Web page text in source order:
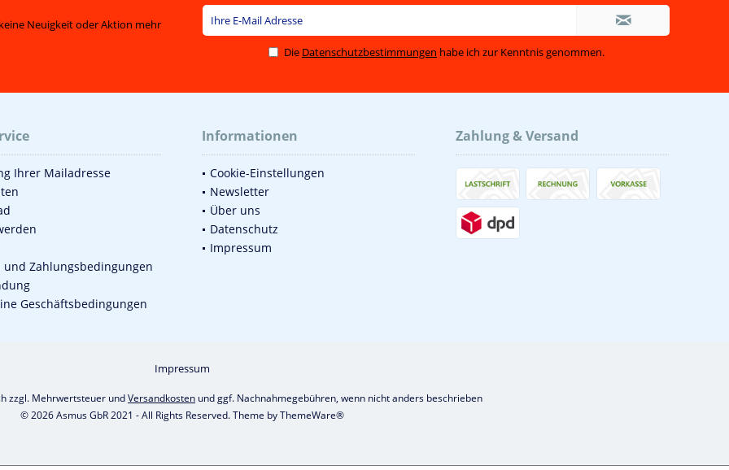
Neuigkeit oder Aktion mehr
Die Datenschutzbestimmungen habe ich zur Kenntnis genommen.
Ihrer Mailadresse
und Zahlungsbedingungen
Geschäftsbedingungen
Informationen
Cookie-Einstellungen
Newsletter
Über uns
Datenschutz
Impressum
Zahlung & Versand
Impressum
zzgl. Mehrwertsteuer undVersandkosten und ggf. Nachnahmegebühren, wenn nicht anders beschrieben
© 2026 Asmus GbR 2021 - All Rights Reserved. Theme byThemeWare®